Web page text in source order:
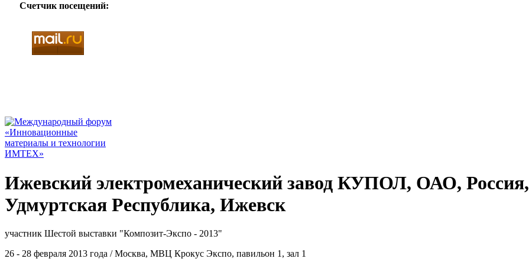
Счетчик посещений:
Ижевский электромеханический завод КУПОЛ, ОАО, Россия,
Удмуртская Республика, Ижевск
участник Шестой выставки "Композит-Экспо - 2013"
26 - 28 февраля 2013 года / Москва, МВЦ Крокус Экспо, павильон 1, зал 1